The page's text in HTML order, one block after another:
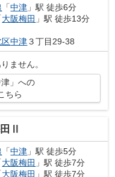
「中津 」駅 徒歩6分
大阪梅田 」駅 徒歩13分
区中津３丁目29-38
ません。
津」への
ちら
Ⅱ
「中津 」駅 徒歩5分
大阪梅田 」駅 徒歩7分
大阪梅田 」駅 徒歩7分